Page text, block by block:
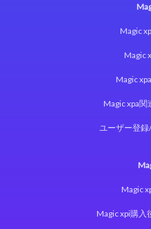
Magic
Magic
Magic
Magic xpa関
ユーザー登
Magic
Magic xpi購入